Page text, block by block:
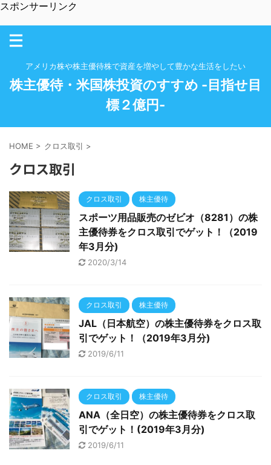
スポンサーリンク
アメリカ株や株主優待株で資産を増やして豊かな生活をしたい
株主優待・米国株投資のすすめ -目指せ目
標２億円-
HOME > クロス取引 >
クロス取引
クロス取引 株主優待
スポーツ用品販売のゼビオ（8281）の株
主優待券をクロス取引でゲット！（2019
年3月分)
2020/3/14
クロス取引 株主優待
JAL（日本航空）の株主優待券をクロス取
引でゲット！（2019年3月分)
2019/6/11
クロス取引 株主優待
ANA（全日空）の株主優待券をクロス取
引でゲット！(2019年3月分)
2019/6/11